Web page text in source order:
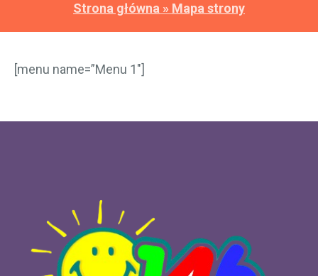
Strona główna » Mapa strony
[menu name=”Menu 1″]